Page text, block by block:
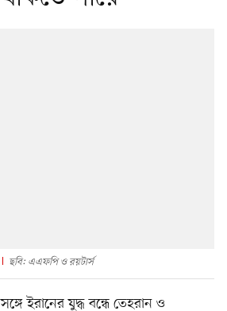
ছবি: এএফপি ও রয়টার্স
ইরানের যুদ্ধ বন্ধে তেহরান ও